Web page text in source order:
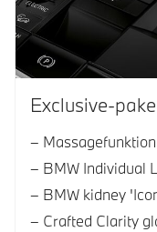
Exclusive-
BMW Individual
BMW kidney
Crafted Clarity